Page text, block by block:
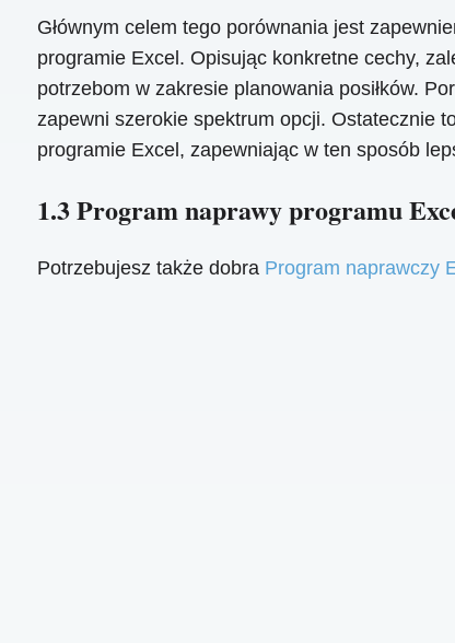
Głównym celem tego porównania jest
programie Excel. Opisując konkretne cechy,
potrzebom w zakresie planowania posiłków.
zapewni szerokie spektrum opcji. Ostatecznie
programie Excel, zapewniając w ten sposób
1.3 Program naprawy programu
Potrzebujesz także dobra Program naprawczy